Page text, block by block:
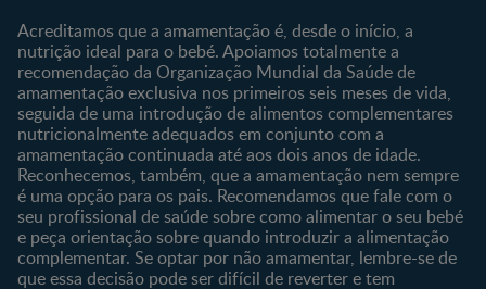
Sobre o Clube
Clube Bebé Nestlé
Entrar/Registe-se
Comprar
Os nossos produtos
As nossas marcas
Acreditamos que a amamentação é, desde o início, a
nutrição ideal para o bebé. Apoiamos totalmente a
recomendação da Organização Mundial da Saúde de
amamentação exclusiva nos primeiros seis meses de vida,
seguida de uma introdução de alimentos complementares
nutricionalmente adequados em conjunto com a
amamentação continuada até aos dois anos de idade.
Reconhecemos, também, que a amamentação nem sempre
é uma opção para os pais. Recomendamos que fale com o
seu profissional de saúde sobre como alimentar o seu bebé
e peça orientação sobre quando introduzir a alimentação
complementar. Se optar por não amamentar, lembre-se de
que essa decisão pode ser difícil de reverter e tem